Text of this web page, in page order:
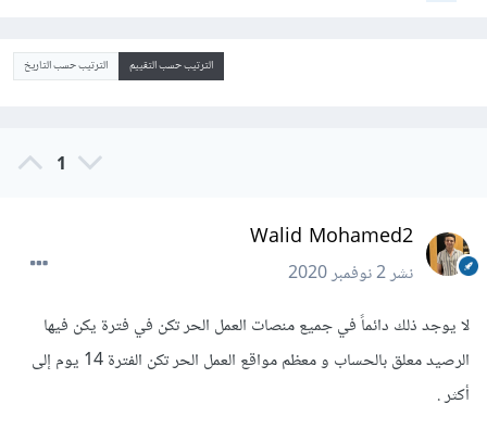
الترتيب حسب التقييم الترتيب حسب التاريخ
1
Walid Mohamed2
نشر2 نوفمبر 2020
لا يوجد ذلك دائماً في جميع منصات العمل الحر تكن في فترة يكن فيها
الرصيد معلق بالحساب و معظم مواقع العمل الحر تكن الفترة 14 يوم إلى
أكثر .